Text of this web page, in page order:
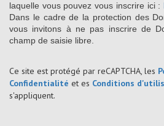
laquelle vous pouvez vous inscrire ici :
Dans le cadre de la protection des
vous invitons à ne pas inscrire de
champ de saisie libre.
Ce site est protégé par reCAPTCHA, les
Confidentialité et es Conditions
s'appliquent.